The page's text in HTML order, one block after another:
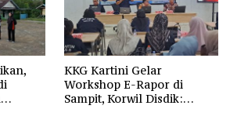
KKG Kartini Gelar
Workshop E-Rapor di
Sampit, Korwil Disdik: